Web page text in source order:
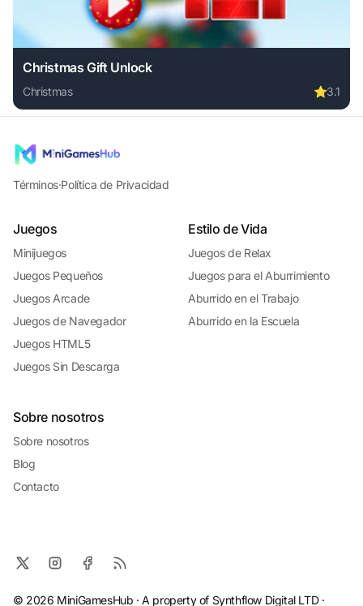
Christmas Gift Unlock
Christmas ⭐3.1
Play Christmas Gift Unlock online free. christmas game,
Términos·Política de Privacidad
Juegos
Minijuegos
Juegos Pequeños
Juegos Arcade
Juegos de Navegador
Juegos HTML5
Juegos Sin Descarga
Estilo de Vida
Juegos de Relax
Juegos para el Aburrimiento
Aburrido en el Trabajo
Aburrido en la Escuela
Sobre nosotros
Sobre nosotros
Blog
Contacto
© 2026 MiniGamesHub · A property of Synthflow Digital LTD ·